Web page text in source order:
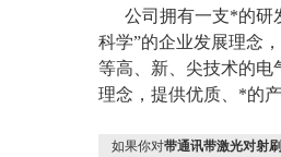
公司拥有一支*的研
科学”的企业发展理念
等高、新、尖技术的电
理念，提供优质、*的
如果你对带通讯带激光对射